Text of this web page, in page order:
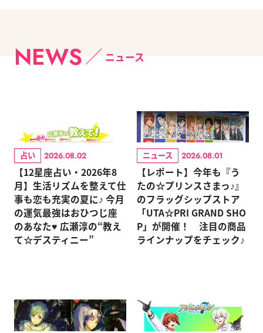
NEWS ニュース
占い 2026.08.02
【12星座占い・2026年8
月】生活リズムを整えて仕
事も恋も充実の夏に♪ 今月
の運気最強はおひつじ座
のあなた♥ 広瀬淳の“教え
て☆デスティニー”
ニュース 2026.08.01
【レポート】今年も『う
たの☆プリンスさまっ♪』
のフラッグシップストア
「UTA☆PRI GRAND SHO
P」が開催！ 注目の商品
ラインナップをチェック♪